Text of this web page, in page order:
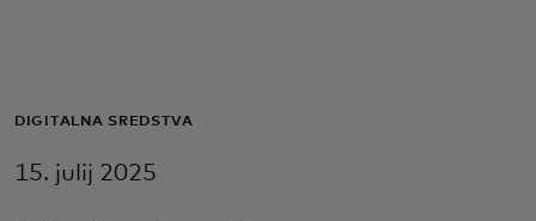
Za podjetja
DIGITALNA SREDSTVA
15. julij 2025